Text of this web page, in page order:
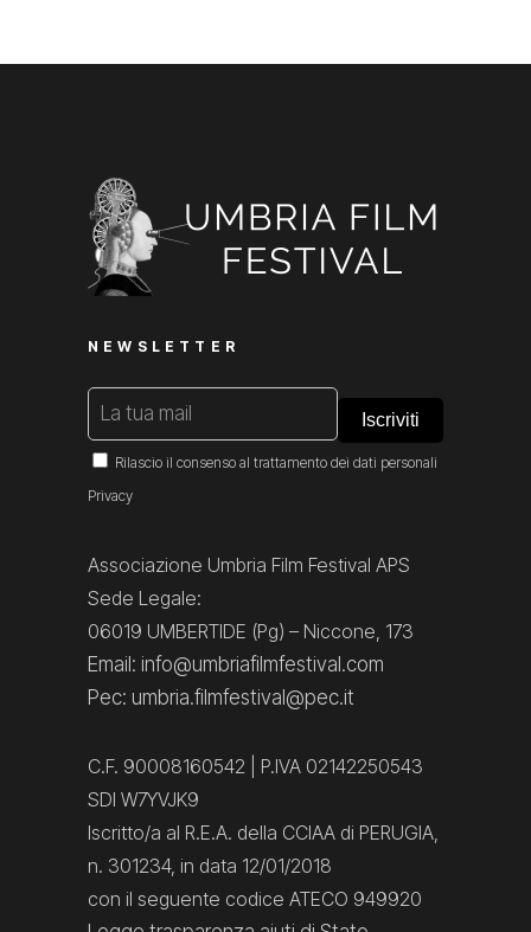
NEWSLETTER
Rilascio il consenso al trattamento dei dati personali
Privacy
Associazione Umbria Film Festival APS
Sede Legale:
06019 UMBERTIDE (Pg) – Niccone, 173
Email: info@umbriafilmfestival.com
Pec: umbria.filmfestival@pec.it
C.F. 90008160542 | P.IVA 02142250543
SDI W7YVJK9
Iscritto/a al R.E.A. della CCIAA di PERUGIA,
n. 301234, in data 12/01/2018
con il seguente codice ATECO 949920